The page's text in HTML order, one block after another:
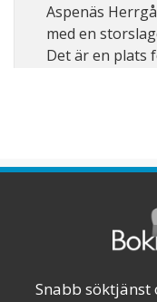
Aspenäs
med en
Det är en plats
aktiviteter. Aspe
Snabb